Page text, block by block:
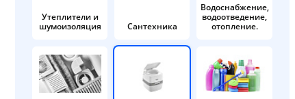
Утеплители и
шумоизоляция
Сантехника
Водоснабжение,
водоотведение,
отопление.